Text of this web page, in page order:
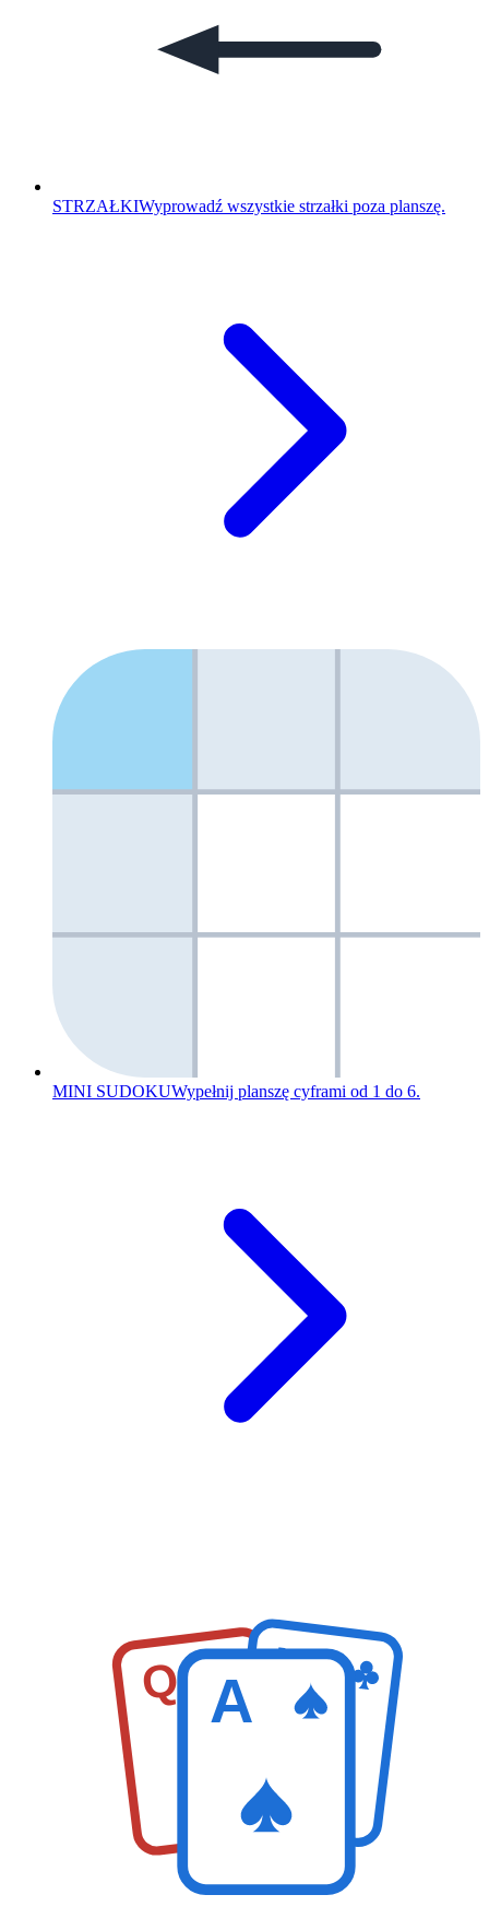
STRZAŁKIWyprowadź wszystkie strzałki poza planszę.
MINI SUDOKUWypełnij planszę cyframi od 1 do 6.
Q K
A